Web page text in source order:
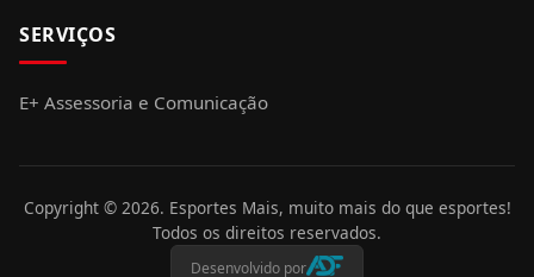
SERVIÇOS
E+ Assessoria e Comunicação
Copyright © 2026. Esportes Mais, muito mais do que esportes!
Todos os direitos reservados.
Desenvolvido por